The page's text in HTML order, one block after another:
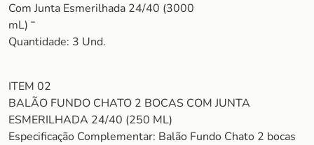
Com Junta Esmerilhada 24/40 (3000
mL) “
Quantidade: 3 Und.
ITEM 02
BALÃO FUNDO CHATO 2 BOCAS COM JUNTA
ESMERILHADA 24/40 (250 ML)
Especificação Complementar: Balão Fundo Chato 2 bocas